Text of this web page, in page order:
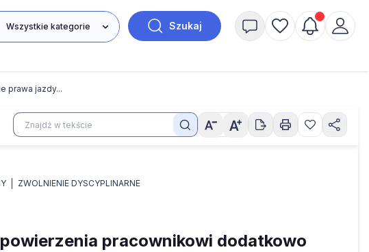
Szukaj
prawa jazdy...
ZWOLNIENIE DYSCYPLINARNE
pracownikowi dodatkowo